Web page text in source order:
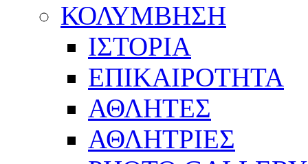
ΚΟΛΥΜΒΗΣΗ
ΙΣΤΟΡΙΑ
ΕΠΙΚΑΙΡΟΤΗΤΑ
ΑΘΛΗΤΕΣ
ΑΘΛΗΤΡΙΕΣ